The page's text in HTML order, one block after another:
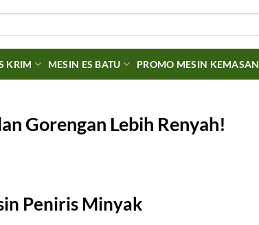
KRIM MESIN ES BATU PROMO MESIN KEMASAN
Gorengan Lebih Renyah!
Peniris Minyak